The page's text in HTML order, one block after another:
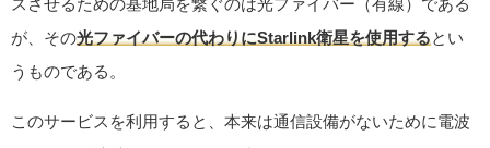
スさせるための基地局を繋ぐのは光ファイバー（有線）である
が、その光ファイバーの代わりにStarlink衛星を使用する とい
うものである。
このサービスを利用すると、本来は通信設備がないために電波